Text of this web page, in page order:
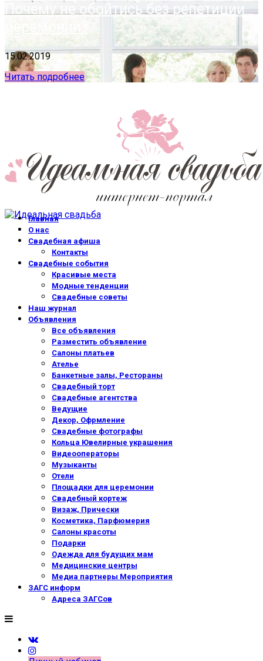
Почему не обойтись без репетиции
церемонии?
15.02.2019
Читать подробнее
Главная
О нас
Свадебная афиша
Контакты
Свадебные события
Красивые места
Модные тенденции
Свадебные советы
Наш журнал
Объявления
Все объявления
Разместить объявление
Салоны платьев
Ателье
Банкетные залы, Рестораны
Свадебный торт
Свадебные агентства
Ведущие
Декор, Офрмление
Свадебные фотографы
Кольца Ювелирные украшения
Видеооператоры
Музыканты
Отели
Площадки для церемонии
Свадебный кортеж
Визаж, Прически
Косметика, Парфюмерия
Салоны красоты
Подарки
Одежда для будущих мам
Медицинские центры
Медиа партнеры Мероприятия
ЗАГС информ
Адреса ЗАГСов